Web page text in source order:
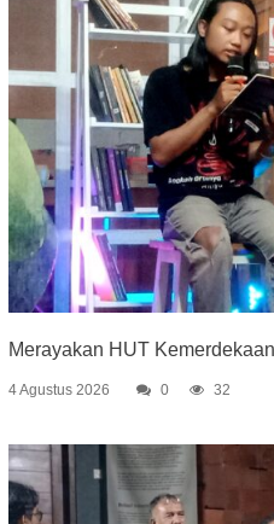
Merayakan HUT
4 Agustus 2026 0 32